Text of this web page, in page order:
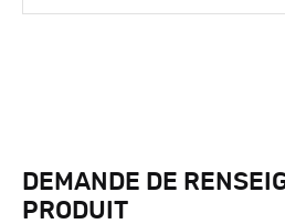
DEMANDE DE
PRODUIT